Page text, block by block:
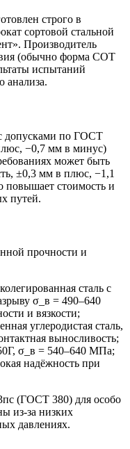
строго в
сортовой стальной
Производитель
(обычно форма СОТ
испытаний
анализа.
допусками по ГОСТ
−0,7 мм в минус)
может быть
±0,3 мм в плюс, −1,1
повышает стоимость и
путей.
прочности и
сталь с
σ_в = 490–640
и вязкости;
углеродистая сталь,
выносливость;
σ_в = 540–640 МПа;
надёжность при
(ГОСТ 380) для особо
из-за низких
давлениях.